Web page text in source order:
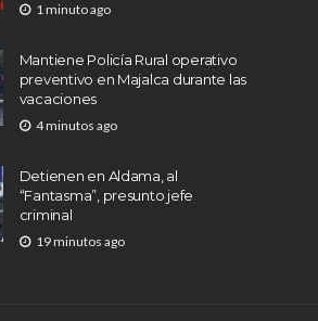
1 minuto ago
Mantiene Policía Rural operativo
preventivo en Majalca durante las
vacaciones
4 minutos ago
Detienen en Aldama, al
“Fantasma”, presunto jefe
criminal
19 minutos ago